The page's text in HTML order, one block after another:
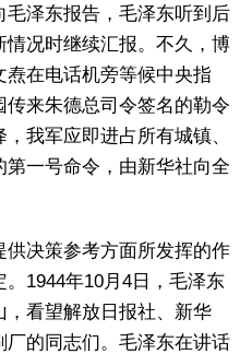
泽东报告，毛泽东听到后
况时继续汇报。不久，博
在电话机旁等候中央指
来朱德总司令签名的勒令
我军应即进占所有城镇、
一号命令，由新华社向全
决策参考方面所发挥的作
1944年10月4日，毛泽东
看望解放日报社、新华
的同志们。毛泽东在讲话